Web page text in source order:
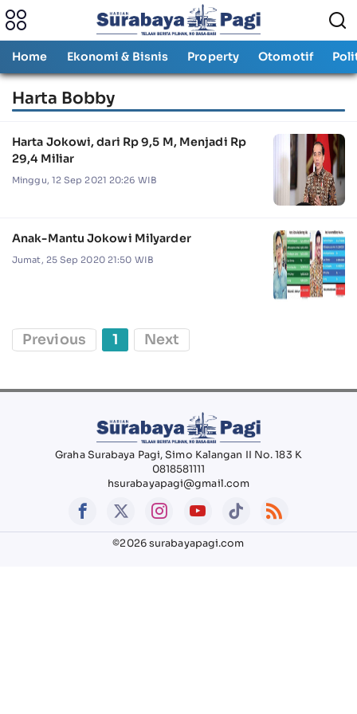
Home Ekonomi & Bisnis Property Otomotif
Harta Bobby
Harta Jokowi, dari Rp 9,5 M, Menjadi Rp
29,4 Miliar
Minggu, 12 Sep 2021 20:26 WIB
Anak-Mantu Jokowi Milyarder
Jumat, 25 Sep 2020 21:50 WIB
Previous 1 Next
Graha Surabaya Pagi, Simo Kalangan II No. 183 K
0818581111
hsurabayapagi@gmail.com
©2026 surabayapagi.com